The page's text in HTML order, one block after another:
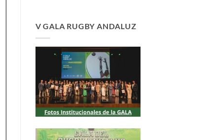
V GALA RUGBY ANDALUZ